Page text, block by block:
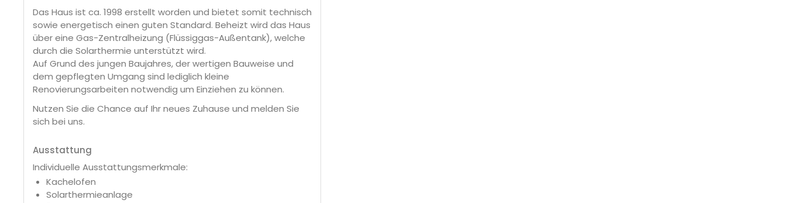
Das Haus ist ca. 1998 erstellt worden und bietet somit technisch
sowie energetisch einen guten Standard. Beheizt wird das Haus
über eine Gas-Zentralheizung (Flüssiggas-Außentank), welche
durch die Solarthermie unterstützt wird.
Auf Grund des jungen Baujahres, der wertigen Bauweise und
dem gepflegten Umgang sind lediglich kleine
Renovierungsarbeiten notwendig um Einziehen zu können.
Nutzen Sie die Chance auf Ihr neues Zuhause und melden Sie
sich bei uns.
Ausstattung
Individuelle Ausstattungsmerkmale:
Kachelofen
Solarthermieanlage